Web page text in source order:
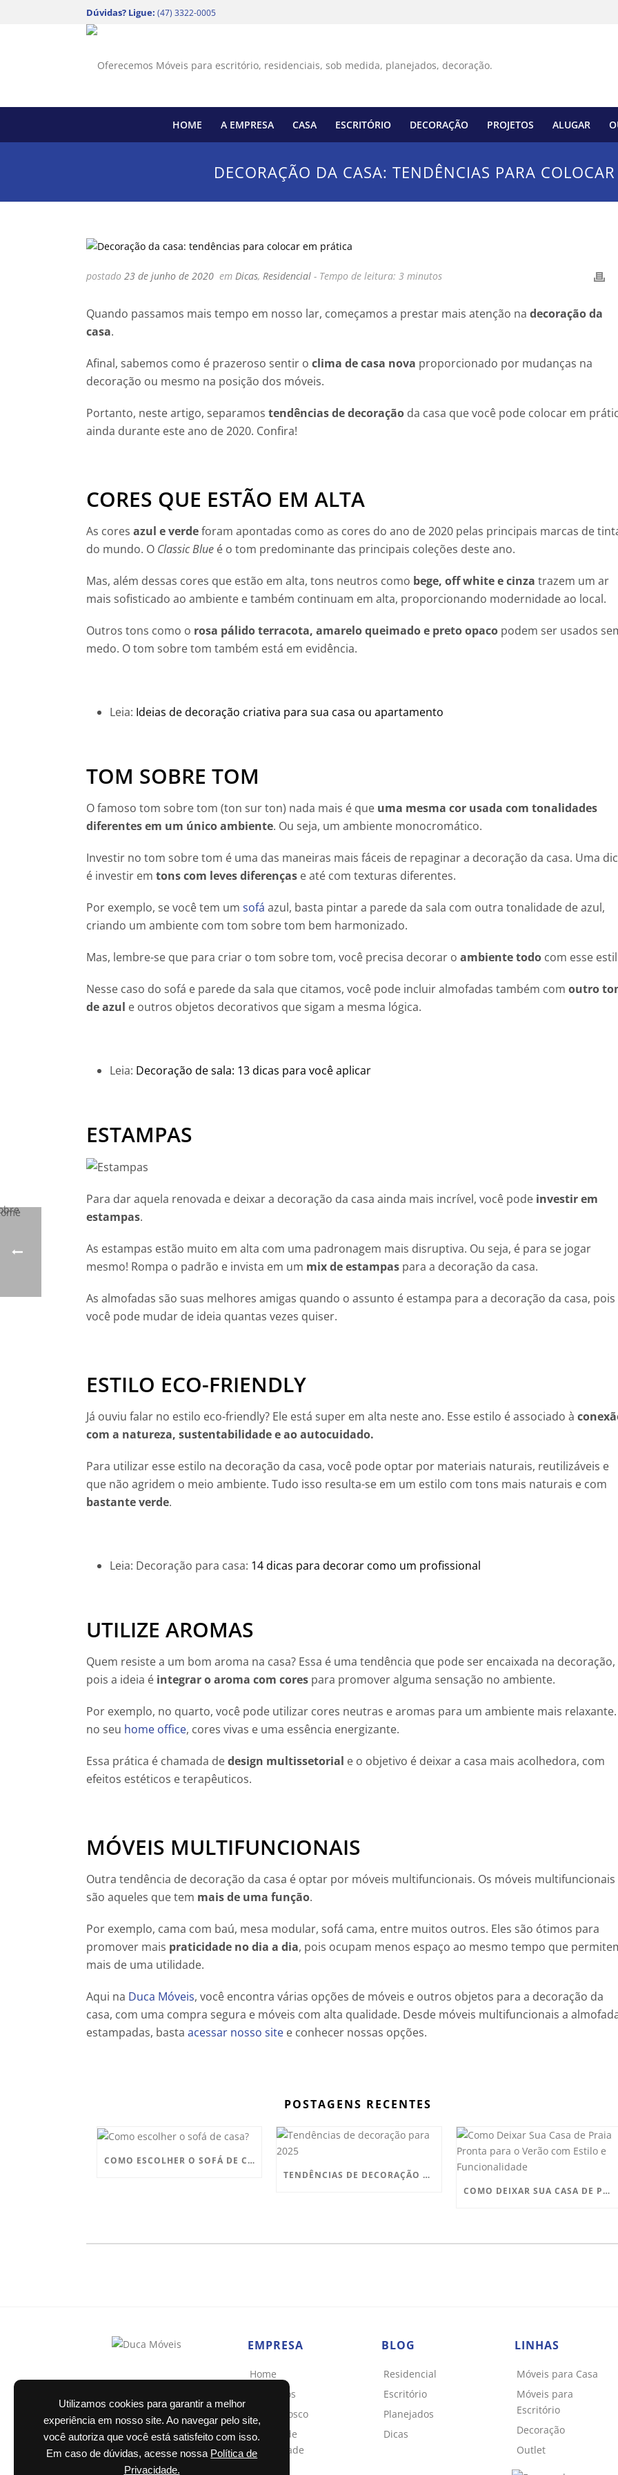
Utilizamos cookies para garantir a melhor
experiência em nosso site. Ao navegar pelo site,
você autoriza que você está satisfeito com isso.
Em caso de dúvidas, acesse nossa Política de
Privacidade.
Dúvidas? Ligue: (47) 3322-0005
HOME A EMPRESA CASA ESCRITÓRIO DECORAÇÃO PROJETOS ALUGAR
DECORAÇÃO DA CASA: TENDÊNCIAS PARA
postado 23 de junho de 2020 em Dicas, Residencial- Tempo de leitura: 3 minutos
Quando passamos mais tempo em nosso lar, começamos a prestar mais atenção na decoração da
casa.
Afinal, sabemos como é prazeroso sentir o clima de casa nova proporcionado por mudanças na
decoração ou mesmo na posição dos móveis.
Portanto, neste artigo, separamos tendências de decoraçãoda casa que você pode colocar em
ainda durante este ano de 2020. Confira!
CORES QUE ESTÃO EM ALTA
As cores azul e verdeforam apontadas como as cores do ano de 2020 pelas principais marcas de
do mundo. O Classic Blue é o tom predominante das principais coleções deste ano.
Mas, além dessas cores que estão em alta, tons neutros como bege, off white e cinza trazem um ar
mais sofisticado ao ambiente e também continuam em alta, proporcionando modernidade ao local.
Outros tons como o rosa pálido terracota, amarelo queimado e preto opacopodem ser usados
medo. O tom sobre tom também está em evidência.
Leia: Ideias de decoração criativa para sua casa ou apartamento
TOM SOBRE TOM
O famoso tom sobre tom (ton sur ton) nada mais é que uma mesma cor usada com tonalidades
diferentes em um único ambiente. Ou seja, um ambiente monocromático.
Investir no tom sobre tom é uma das maneiras mais fáceis de repaginar a decoração da casa. Uma
é investir em tons com leves diferençase até com texturas diferentes.
Por exemplo, se você tem um sofá azul, basta pintar a parede da sala com outra tonalidade de azul,
criando um ambiente com tom sobre tom bem harmonizado.
Mas, lembre-se que para criar o tom sobre tom, você precisa decorar o ambiente todocom esse
Nesse caso do sofá e parede da sala que citamos, você pode incluir almofadas também com outro
de azul e outros objetos decorativos que sigam a mesma lógica.
Leia: Decoração de sala: 13 dicas para você aplicar
ESTAMPAS
Para dar aquela renovada e deixar a decoração da casa ainda mais incrível, você pode investir em
estampas.
As estampas estão muito em alta com uma padronagem mais disruptiva. Ou seja, é para se jogar
mesmo! Rompa o padrão e invista em um mix de estampaspara a decoração da casa.
As almofadas são suas melhores amigas quando o assunto é estampa para a decoração da casa, pois
você pode mudar de ideia quantas vezes quiser.
ESTILO ECO-FRIENDLY
Já ouviu falar no estilo eco-friendly? Ele está super em alta neste ano. Esse estilo é associado à
com a natureza, sustentabilidade e ao autocuidado.
Para utilizar esse estilo na decoração da casa, você pode optar por materiais naturais, reutilizáveis e
que não agridem o meio ambiente. Tudo isso resulta-se em um estilo com tons mais naturais e com
bastante verde.
Leia: Decoração para casa: 14 dicas para decorar como um profissional
UTILIZE AROMAS
Quem resiste a um bom aroma na casa? Essa é uma tendência que pode ser encaixada na decoração,
pois a ideia é integrar o aroma com corespara promover alguma sensação no ambiente.
Por exemplo, no quarto, você pode utilizar cores neutras e aromas para um ambiente mais relaxante.
no seu home office, cores vivas e uma essência energizante.
Essa prática é chamada dedesign multissetorial e o objetivo é deixar a casa mais acolhedora, com
efeitos estéticos e terapêuticos.
MÓVEIS MULTIFUNCIONAIS
Outra tendência de decoração da casa é optar por móveis multifuncionais. Os móveis multifuncionais
são aqueles que tem mais de uma função.
Por exemplo, cama com baú, mesa modular, sofá cama, entre muitos outros. Eles são ótimos para
promover mais praticidade no dia a dia, pois ocupam menos espaço ao mesmo tempo que
mais de uma utilidade.
Aqui na Duca Móveis, você encontra várias opções de móveis e outros objetos para a decoração da
casa, com uma compra segura e móveis com alta qualidade. Desde móveis multifuncionais a
estampadas, basta acessar nosso sitee conhecer nossas opções.
POSTAGENS RECENTES
COMO ESCOLHER O SOFÁ DE CASA?
TENDÊNCIAS DE DECORAÇÃO PARA 2025
COMO DEIXAR SUA CASA DE PRAIA PRONTA PARA O VERÃO COM ESTILO E FUNCIONALIDADE
EMPRESA
Home
Sobre nós
Fale conosco
Política de
privacidade
BLOG
Residencial
Escritório
Planejados
Dicas
LINHAS
Móveis para Casa
Móveis para
Escritório
Decoração
Outlet